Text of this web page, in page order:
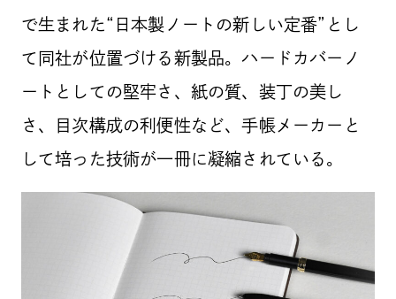
で生まれた“日本製ノートの新しい定番”とし
て同社が位置づける新製品。ハードカバーノ
ートとしての堅牢さ、紙の質、装丁の美し
さ、目次構成の利便性など、手帳メーカーと
して培った技術が一冊に凝縮されている。